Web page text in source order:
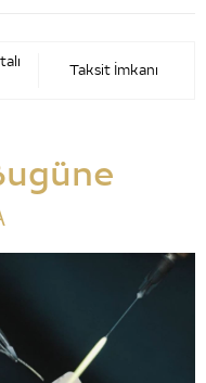
Taksit İmkanı